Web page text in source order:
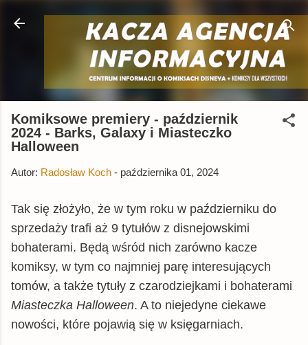
Przejdź do głównej zawartości
Komiksowe premiery - październik
2024 - Barks, Galaxy i Miasteczko
Halloween
Autor: Radosław Koch - października 01, 2024
Tak się złożyło, że w tym roku w październiku do
sprzedaży trafi aż 9 tytułów z disnejowskimi
bohaterami. Będą wśród nich zarówno kacze
komiksy, w tym co najmniej parę interesujących
tomów, a także tytuły z czarodziejkami i bohaterami
Miasteczka Halloween. A to niejedyne ciekawe
nowości, które pojawią się w księgarniach.